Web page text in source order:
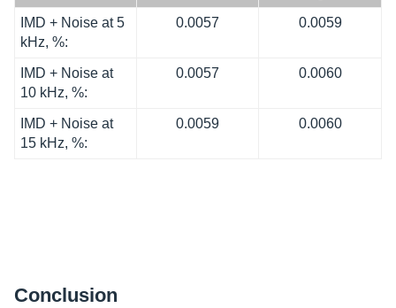
IMD + Noise at 5
kHz, %:
0.0057 0.0059
IMD + Noise at
10 kHz, %:
0.0057 0.0060
IMD + Noise at
15 kHz, %:
0.0059 0.0060
Conclu­sion